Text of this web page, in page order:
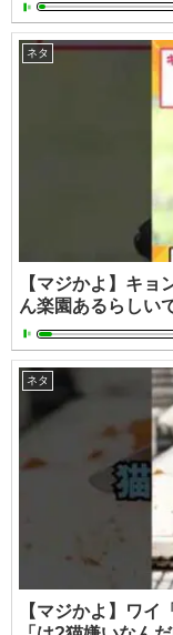
ネタ
【マジかよ】キョ
ん楽園あるらしい
ネタ
【マジかよ】ワ